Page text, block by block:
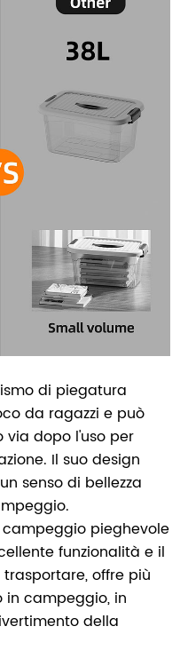
di piegatura
da ragazzi e può
via dopo l'uso per
Il suo design
senso di bellezza
pieghevole
funzionalità e il
offre più
campeggio, in
della